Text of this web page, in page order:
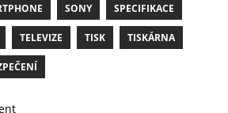
SONY SPECIFIKACE
TELEVIZE TISK TISKÁRNA